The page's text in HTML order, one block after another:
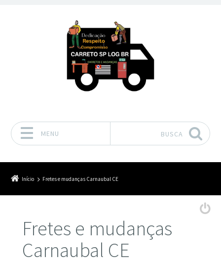
MENU BUSCA
Início Fretes e mudanças Carnaubal CE
Fretes e mudanças
Carnaubal CE